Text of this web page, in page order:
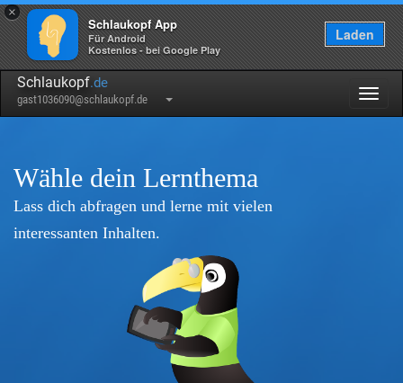
×
Schlaukopf App
Für Android
Kostenlos - bei Google Play
Laden
Schlaukopf.de
gast1036090@schlaukopf.de
Wähle dein Lernthema
Lass dich abfragen und lerne mit vielen
interessanten Inhalten.